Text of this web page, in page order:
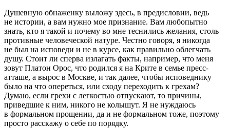
Душевную обнаженку выложу здесь, в предисловии, ведь
не истории, а вам нужно мое признание. Вам любопытно
знать, кто я такой и почему во мне теснились желания, столь
противные человеческой натуре. Честно говоря, я никогда
не был на исповеди и не в курсе, как правильно облегчать
душу. Стоит ли сперва излагать факты, например, что меня
зовут Платон Орос, что родился я на Крите в семье пресс-
атташе, а вырос в Москве, и так далее, чтобы исповеднику
было на что опереться, или сходу переходить к грехам?
Думаю, если грехи с легкостью отпускают, то причины,
приведшие к ним, никого не колышут. Я не нуждаюсь
в формальном прощении, да и не формальном тоже, поэтому
просто расскажу о себе по порядку.